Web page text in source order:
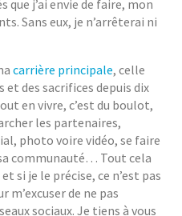
que j’ai envie de faire, mon
Sans eux, je n’arrêterai ni
carrière principale, celle
des sacrifices depuis dix
en vivre, c’est du boulot,
les partenaires,
photo voire vidéo, se faire
communauté… Tout cela
si je le précise, ce n’est pas
de ne pas
sociaux. Je tiens à vous